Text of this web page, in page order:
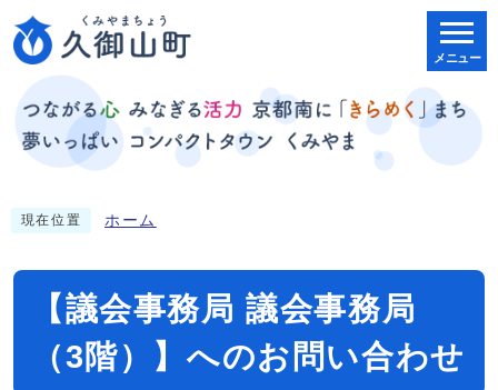
メニュー
現在位置 ホーム
【議会事務局 議会事務局
（3階）】へのお問い合わせ